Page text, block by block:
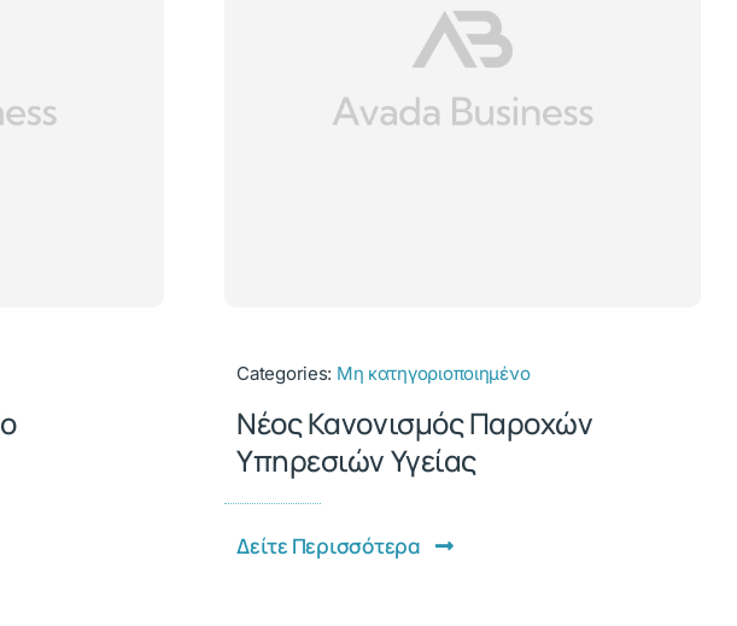
Categories: Μη κατηγοριοποιημένο
Νέος Κανονισμός Παροχών
Υπηρεσιών Υγείας
Δείτε Περισσότερα